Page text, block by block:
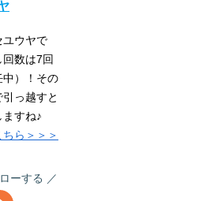
ユウヤで
数は7回
中）！その
っ越すと
すね♪
ら＞＞＞
ーする